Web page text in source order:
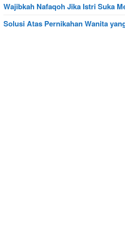
Wajibkah Nafaqoh Jika Istri Suka
Solusi Atas Pernikahan Wanita